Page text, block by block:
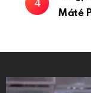
Máté